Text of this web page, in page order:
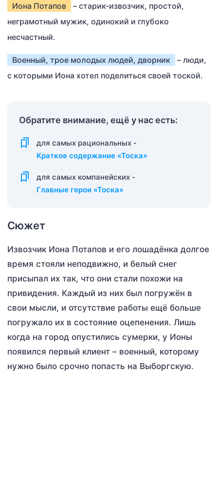
Иона Потапов
– старик-извозчик, простой,
неграмотный мужик, одинокий и глубоко
несчастный.
Военный, трое молодых людей, дворник
– люди,
с которыми Иона хотел поделиться своей тоской.
Обратите внимание, ещё у нас есть:
для самых рациональных -
Краткое содержание «Тоска»
для самых компанейских -
Главные герои «Тоска»
Сюжет
Извозчик Иона Потапов и его лошадёнка долгое
время стояли неподвижно, и белый снег
присыпал их так, что они стали похожи на
привидения. Каждый из них был погружён в
свои мысли, и отсутствие работы ещё больше
погружало их в состояние оцепенения. Лишь
когда на город опустились сумерки, у Ионы
появился первый клиент – военный, которому
нужно было срочно попасть на Выборгскую.